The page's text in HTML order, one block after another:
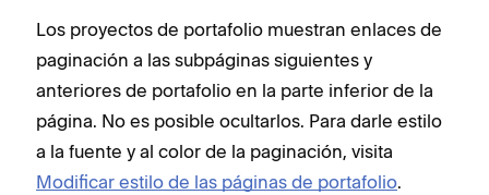
Los proyectos de portafolio muestran enlaces de
paginación a las subpáginas siguientes y
anteriores de portafolio en la parte inferior de la
página. No es posible ocultarlos. Para darle estilo
a la fuente y al color de la paginación, visita
Modificar estilo de las páginas de portafolio.